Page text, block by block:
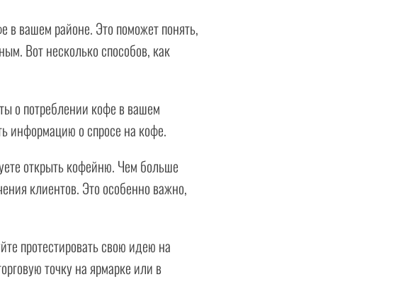
в вашем районе. Это поможет понять,
Вот несколько способов, как
о потреблении кофе в вашем
информацию о спросе на кофе.
открыть кофейню. Чем больше
клиентов. Это особенно важно,
протестировать свою идею на
точку на ярмарке или в